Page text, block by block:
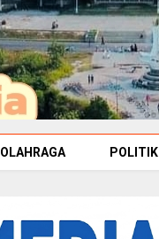
OLAHRAGA POLITIK